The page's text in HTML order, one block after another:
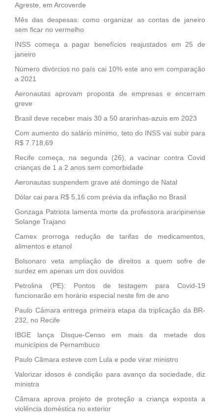
Agreste, em Arcoverde
Mês das despesas: como organizar as contas de janeiro
sem ficar no vermelho
INSS começa a pagar benefícios reajustados em 25 de
janeiro
Número divórcios no país cai 10% este ano em comparação
a 2021
Aeronautas aprovam proposta de empresas e encerram
greve
Brasil deve receber mais 30 a 50 ararinhas-azuis em 2023
Com aumento do salário mínimo, teto do INSS vai subir para
R$ 7.718,69
Recife começa, na segunda (26), a vacinar contra Covid
crianças de 1 a 2 anos sem comorbidade
Aeronautas suspendem grave até domingo de Natal
Dólar cai para R$ 5,16 com prévia da inflação no Brasil
Gonzaga Patriota lamenta morte da professora araripinense
Solange Trajano
Camex prorroga redução de tarifas de medicamentos,
alimentos e etanol
Bolsonaro veta ampliação de direitos a quem sofre de
surdez em apenas um dos ouvidos
Petrolina (PE): Pontos de testagem para Covid-19
funcionarão em horário especial neste fim de ano
Paulo Câmara entrega primeira etapa da triplicação da BR-
232, no Recife
IBGE lança Disque-Censo em mais da metade dos
municípios de Pernambuco
Paulo Câmara esteve com Lula e pode virar ministro
Valorizar idosos é condição para avanço da sociedade, diz
ministra
Câmara aprova projeto de proteção a criança exposta a
violência doméstica no exterior